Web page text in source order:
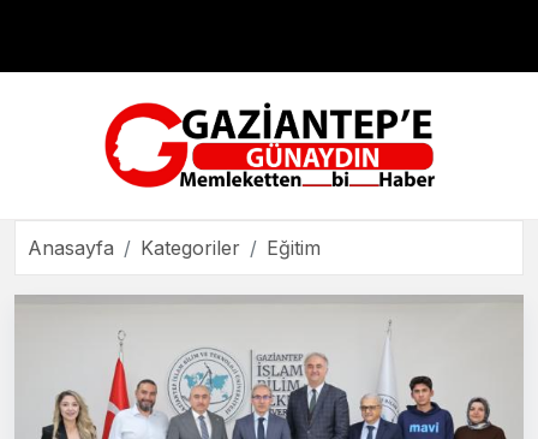
Teknoloji
Anasayfa Kategoriler Eğitim